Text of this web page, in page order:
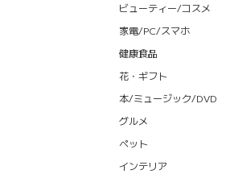
ビューティー/コスメ
家電/PC/スマホ
健康食品
花・ギフト
本/ミュージック/DVD
グルメ
ペット
インテリア